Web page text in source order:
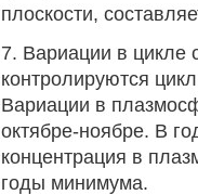
плоскости,
7. Вариации в цикле
контролируются
Вариации в
октябре-ноябре. В
концентрация в
годы минимума.